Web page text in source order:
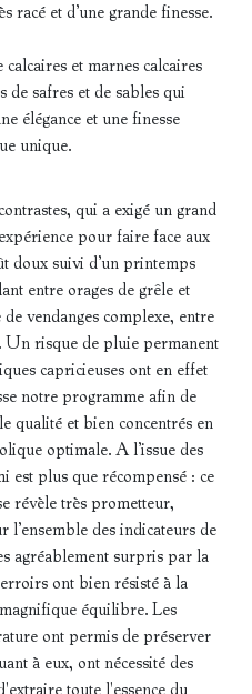
racé et d’une grande finesse.
et marnes calcaires
safres et de sables qui
élégance et une finesse
unique.
qui a exigé un grand
pour faire face aux
doux suivi d’un printemps
entre orages de grêle et
vendanges complexe, entre
risque de pluie permanent
capricieuses ont en effet
notre programme afin de
qualité et bien concentrés en
optimale. A l’issue des
est plus que récompensé : ce
révèle très prometteur,
des indicateurs de
agréablement surpris par la
ont bien résisté à la
équilibre. Les
ont permis de préserver
à eux, ont nécessité des
toute l'essence du